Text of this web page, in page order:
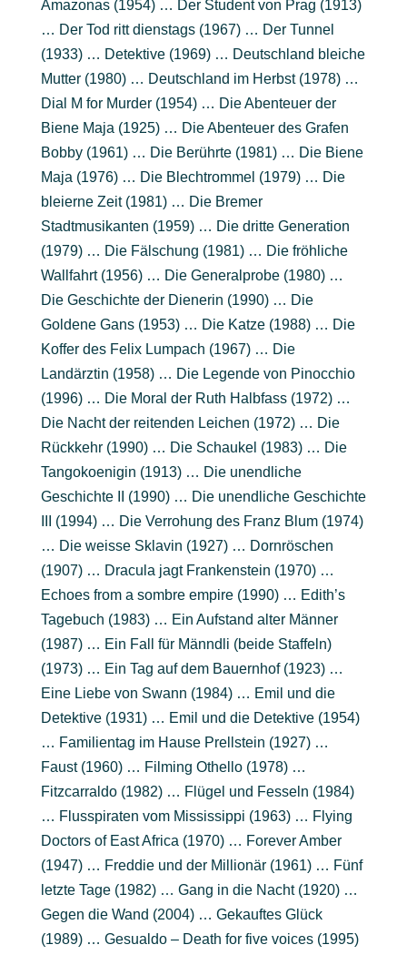
Amazonas (1954) … Der Student von Prag (1913)
… Der Tod ritt dienstags (1967) … Der Tunnel
(1933) … Detektive (1969) … Deutschland bleiche
Mutter (1980) … Deutschland im Herbst (1978) …
Dial M for Murder (1954) … Die Abenteuer der
Biene Maja (1925) … Die Abenteuer des Grafen
Bobby (1961) … Die Berührte (1981) … Die Biene
Maja (1976) … Die Blechtrommel (1979) … Die
bleierne Zeit (1981) … Die Bremer
Stadtmusikanten (1959) … Die dritte Generation
(1979) … Die Fälschung (1981) … Die fröhliche
Wallfahrt (1956) … Die Generalprobe (1980) …
Die Geschichte der Dienerin (1990) … Die
Goldene Gans (1953) … Die Katze (1988) … Die
Koffer des Felix Lumpach (1967) … Die
Landärztin (1958) … Die Legende von Pinocchio
(1996) … Die Moral der Ruth Halbfass (1972) …
Die Nacht der reitenden Leichen (1972) … Die
Rückkehr (1990) … Die Schaukel (1983) … Die
Tangokoenigin (1913) … Die unendliche
Geschichte II (1990) … Die unendliche Geschichte
III (1994) … Die Verrohung des Franz Blum (1974)
… Die weisse Sklavin (1927) … Dornröschen
(1907) … Dracula jagt Frankenstein (1970) …
Echoes from a sombre empire (1990) … Edith’s
Tagebuch (1983) … Ein Aufstand alter Männer
(1987) … Ein Fall für Männdli (beide Staffeln)
(1973) … Ein Tag auf dem Bauernhof (1923) …
Eine Liebe von Swann (1984) … Emil und die
Detektive (1931) … Emil und die Detektive (1954)
… Familientag im Hause Prellstein (1927) …
Faust (1960) … Filming Othello (1978) …
Fitzcarraldo (1982) … Flügel und Fesseln (1984)
… Flusspiraten vom Mississippi (1963) … Flying
Doctors of East Africa (1970) … Forever Amber
(1947) … Freddie und der Millionär (1961) … Fünf
letzte Tage (1982) … Gang in die Nacht (1920) …
Gegen die Wand (2004) … Gekauftes Glück
(1989) … Gesualdo – Death for five voices (1995)